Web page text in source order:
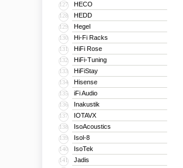
127 HECO
128 HEDD
129 Hegel
130 Hi-Fi Racks
131 HiFi Rose
132 HiFi-Tuning
133 HiFiStay
134 Hisense
135 iFi Audio
136 Inakustik
137 IOTAVX
138 IsoAcoustics
139 Isol-8
140 IsoTek
141 Jadis